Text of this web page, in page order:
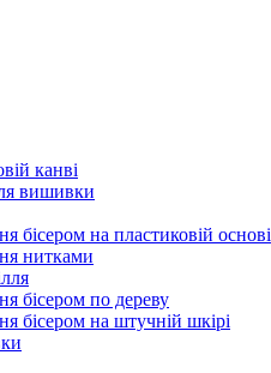
канві
вишивки
бісером на пластиковій основі
нитками
бісером по дереву
бісером на штучній шкірі